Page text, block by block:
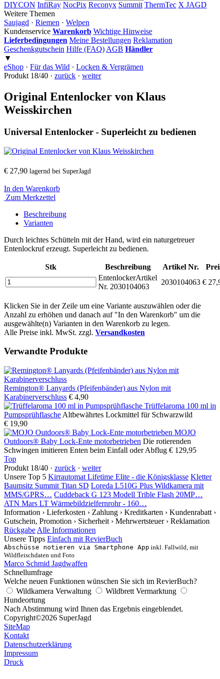
DIYCON InfiRay NocPix Reconyx Summit ThermTec X JAGD
Weitere Themen
Saujagd · Riemen · Welpen
Kundenservice Warenkorb Wichtige Hinweise
Lieferbedingungen Meine Bestellungen Reklamation
Geschenkgutschein Hilfe (FAQ) AGB Händler
▼
eShop · Für das Wild · Locken & Vergrämen
Produkt 18/40 · zurück · weiter
Original Entenlocker von Klaus
Weisskirchen
Universal Entenlocker - Superleicht zu bedienen
€ 27,90 lagernd bei SuperJagd
In den Warenkorb
Zum Merkzettel
Beschreibung
Varianten
Durch leichtes Schütteln mit der Hand, wird ein naturgetreuer
Entenlockruf erzeugt. Superleicht zu bedienen.
Stk Beschreibung Artikel Nr.
EntenlockerArtikel
Nr. 2030104063
2030104063 €
Klicken Sie in der Zeile um eine Variante auszuwählen oder die
Anzahl zu erhöhen und danach auf "In den Warenkorb" um die
ausgewählte(n) Varianten in den Warenkorb zu legen.
Alle Preise inkl. MwSt. zzgl. Versandkosten
Verwandte Produkte
Remington® Lanyards (Pfeifenbänder) aus Nylon mit
Karabinerverschluss € 4,90
Trüffelaroma 100 ml in
Pumpsprühflasche Altbewährtes Lockmittel für Schwarzwild
€ 19,90
MOJO
Outdoors® Baby Lock-Ente motorbetrieben Die rotierenden
Schwingen imitieren Enten beim Einfall oder Abflug € 129,95
Top
Produkt 18/40 · zurück · weiter
Unsere Top 5 Kirrautomat Lifetime Elite - die Königsklasse Kletter
Baumsitz Summit Titan SD Loreda L510G Plus Wildkamera mit
MMS/GPRS… Cuddeback G 123 Modell Trible Flash 20MP…
ATN Mars LT Wärmebildzielfernrohr - 160…
Information › Lieferkosten › Zahlung › Kreditkarten › Kundenrabatt ›
Gutschein, Promotion › Sicherheit › Mehrwertsteuer › Reklamation
Rückgabe Alle Informationen
Unsere Tipps Einfach mit RevierBuch
Abschüsse notieren via Smartphone App inkl. Fallwild, mit
Wildfleischdaten und Foto
Marco Schmid Jagdwaffen
Schnellumfrage
Welche neuen Funktionen wünschen Sie sich im RevierBuch?
Wildkamera Verwaltung
Wildbrett Vermarktung
Hundeortung
Nach Abstimmung wird Ihnen das Ergebnis eingeblendet.
Copyright©2026 SuperJagd
SiteMap
Kontakt
Datenschutzerklärung
Impressum
Druck